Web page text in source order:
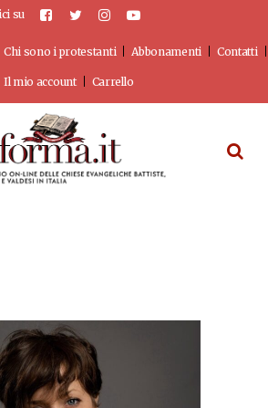
su
Chi sono i protestanti Abbonamenti Contatti
Il mio account Carrello